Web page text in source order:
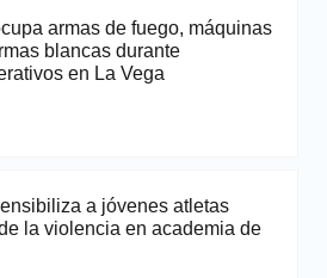
armas de fuego, máquinas
blancas durante
en La Vega
a jóvenes atletas
la violencia en academia de